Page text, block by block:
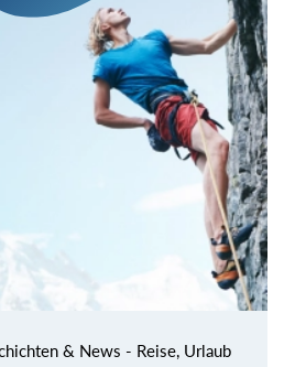
& News - Reise, Urlaub